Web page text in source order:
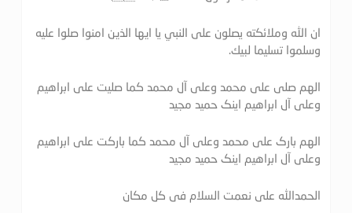
ان الله وملائكته يصلون على النبي يا ايها الذين امنوا صلوا عليه
وسلموا تسليما لبيك.
الهم صلی علی محمد وعلی آل محمد کما صلیت علی ابراهیم
وعلی آل ابراهیم اینک حمید مجید
الهم بارک علی محمد وعلی آل محمد کما بارکت علی ابراهیم
وعلی آل ابراهیم اینک حمید مجید
الحمدالله علی نعمت السلام فی کل مکان